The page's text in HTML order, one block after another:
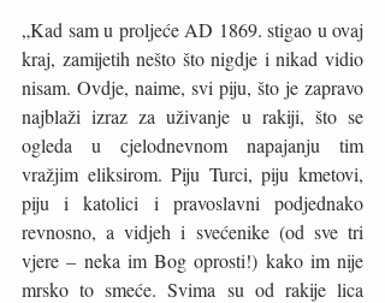
„Kad sam u proljeće AD 1869. stigao u ovaj
kraj, zamijetih nešto što nigdje i nikad vidio
nisam. Ovdje, naime, svi piju, što je zapravo
najblaži izraz za uživanje u rakiji, što se
ogleda u cjelodnevnom napajanju tim
vražjim eliksirom. Piju Turci, piju kmetovi,
piju i katolici i pravoslavni podjednako
revnosno, a vidjeh i svećenike (od sve tri
vjere – neka im Bog oprosti!) kako im nije
mrsko to smeće. Svima su od rakije lica